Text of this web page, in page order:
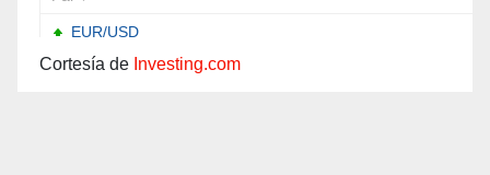
Cortesía de Investing.com